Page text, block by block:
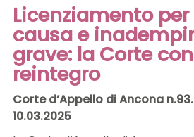
Licenziamento
causa e
grave: la Corte
reintegro
Corte d’Appello di Ancona
10.03.2025